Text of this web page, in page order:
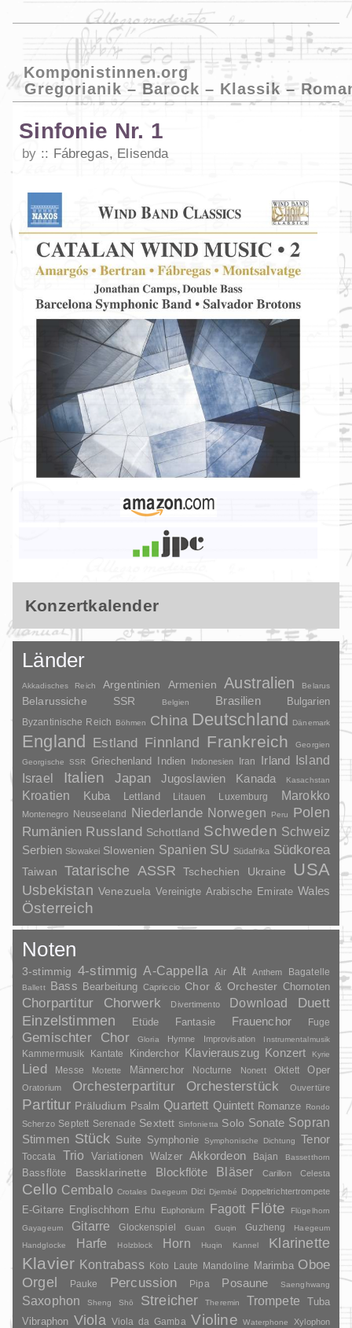
Komponistinnen.org
Gregorianik – Barock – Klassik –
Sinfonie Nr. 1
by Fábregas, Elisenda
Konzertkalender
Länder
Akkadisches Reich Argentinien Armenien Australien Belarus
Belarussiche SSR Belgien Brasilien Bulgarien
Byzantinische Reich Böhmen China Deutschland Dänemark
England Estland Finnland Frankreich
Georgien
Georgische SSR
Griechenland Indien Indonesien Iran Irland
Island
Israel
Italien Japan Jugoslawien Kanada Kasachstan
Kroatien Kuba Lettland Litauen Luxemburg Marokko
Montenegro Neuseeland Niederlande Norwegen Peru
Polen
Rumänien Russland Schottland Schweden Schweiz
Serbien Slowakei Slowenien Spanien SU Südafrika Südkorea
Taiwan Tatarische ASSR Tschechien Ukraine USA
Usbekistan Venezuela Vereinigte Arabische Emirate Wales
Österreich
Noten
3-stimmig 4-stimmig A-Cappella Air Alt Anthem Bagatelle
Ballett Bass Bearbeitung Capriccio Chor & Orchester Chornoten
Chorpartitur Chorwerk Divertimento Download
Duett
Einzelstimmen
Etüde Fantasie Frauenchor Fuge
Gemischter Chor Gloria Hymne Improvisation Instrumentalmusik
Kammermusik Kantate Kinderchor Klavierauszug Konzert Kyrie
Lied Messe Motette Männerchor Nocturne Nonett Oktett Oper
Oratorium Orchesterpartitur Orchesterstück Ouvertüre
Partitur Präludium Psalm Quartett Quintett Romanze Rondo
Scherzo Septett Serenade Sextett Sinfonietta Solo Sonate Sopran
Stimmen Stück Suite Symphonie Symphonische Dichtung Tenor
Toccata Trio Variationen Walzer Akkordeon Bajan Bassetthorn
Bassflöte Bassklarinette Blockflöte Bläser Carillon Celesta
Cello Cembalo Crotales Daegeum Dizi Djembé Doppeltrichtertrompete
E-Gitarre Englischhorn Erhu Euphonium Fagott Flöte
Flügelhorn
Gayageum
Gitarre Glockenspiel Guan Guqin Guzheng
Haegeum
Handglocke
Harfe Holzblock Horn Huqin Kannel Klarinette
Klavier Kontrabass Koto Laute Mandoline Marimba Oboe
Orgel Pauke Percussion Pipa Posaune Saenghwang
Saxophon Sheng Shō Streicher Theremin Trompete
Tuba
Vibraphon Viola Viola da Gamba Violine Waterphone
Xylophon